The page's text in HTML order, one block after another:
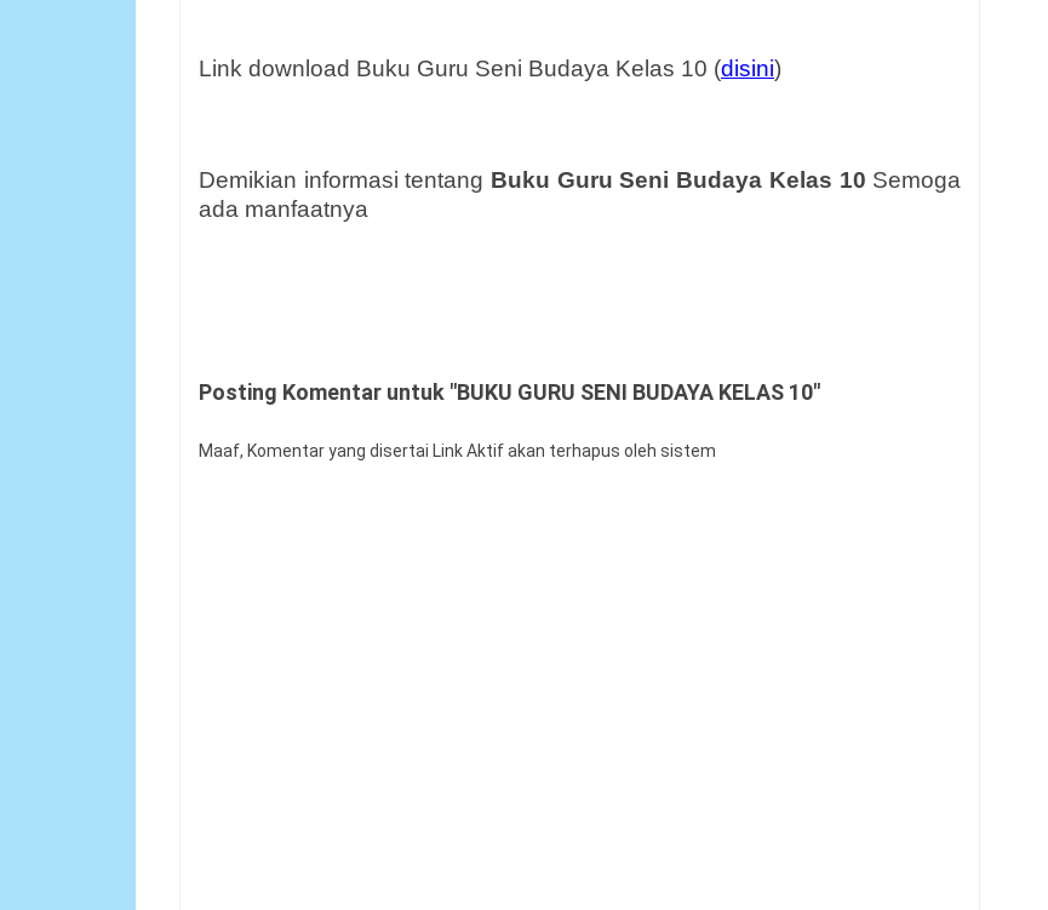
Link download Buku Guru Seni Budaya Kelas 10 (disini)
Demikian informasi tentang Buku Guru Seni Budaya Kelas 10 Semoga
ada manfaatnya
Posting Komentar untuk "BUKU GURU SENI BUDAYA KELAS 10"
Maaf, Komentar yang disertai Link Aktif akan terhapus oleh sistem